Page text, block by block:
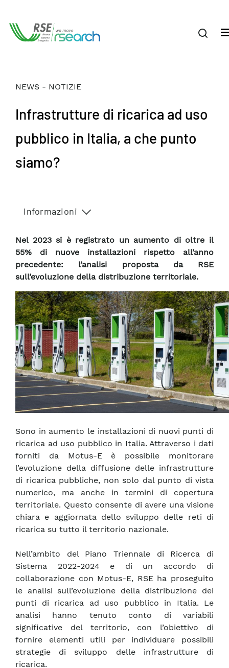
NEWS - NOTIZIE
Infrastrutture di ricarica ad uso
pubblico in Italia, a che punto
siamo?
Informazioni
Nel 2023 si è registrato un aumento di oltre il
55% di nuove installazioni rispetto all’anno
precedente: l’analisi proposta da RSE
sull’evoluzione della distribuzione territoriale.
Sono in aumento le installazioni di nuovi punti di
ricarica ad uso pubblico in Italia. Attraverso i dati
forniti da Motus-E è possibile monitorare
l’evoluzione della diffusione delle infrastrutture
di ricarica pubbliche, non solo dal punto di vista
numerico, ma anche in termini di copertura
territoriale. Questo consente di avere una visione
chiara e aggiornata dello sviluppo delle reti di
ricarica su tutto il territorio nazionale.
Nell’ambito del Piano Triennale di Ricerca di
Sistema 2022-2024 e di un accordo di
collaborazione con Motus-E, RSE ha proseguito
le analisi sull’evoluzione della distribuzione dei
punti di ricarica ad uso pubblico in Italia. Le
analisi hanno tenuto conto di variabili
significative del territorio, con l’obiettivo di
fornire elementi utili per individuare possibili
strategie di sviluppo delle infrastrutture di
ricarica.